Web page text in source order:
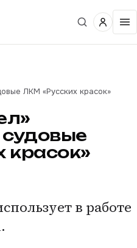
ЛКМ «Русских красок»
красок»
в работе